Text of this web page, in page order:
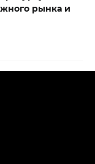
рынка и